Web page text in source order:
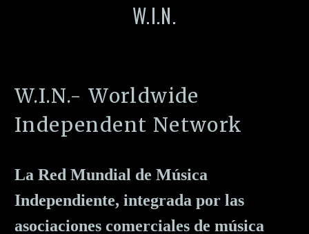
W.I.N.
W.I.N.- Worldwide
Independent Network
La Red Mundial de Música
Independiente, integrada por las
asociaciones comerciales de música